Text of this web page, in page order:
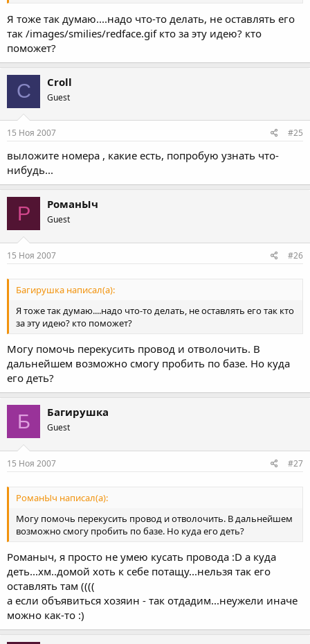
Я тоже так думаю....надо что-то делать, не оставлять его
так /images/smilies/redface.gif кто за эту идею? кто
поможет?
C Croll
Guest
15 Ноя 2007 #25
выложите номера , какие есть, попробую узнать что-
нибудь...
Р РоманЫч
Guest
15 Ноя 2007 #26
Багирушка написал(а):
Я тоже так думаю....надо что-то делать, не оставлять его так кто
за эту идею? кто поможет?
Могу помочь перекусить провод и отволочить. В
дальнейшем возможно смогу пробить по базе. Но куда
его деть?
Б Багирушка
Guest
15 Ноя 2007 #27
РоманЫч написал(а):
Могу помочь перекусить провод и отволочить. В дальнейшем
возможно смогу пробить по базе. Но куда его деть?
Романыч, я просто не умею кусать провода :D а куда
деть...хм..домой хоть к себе потащу...нельзя так его
оставлять там ((((
а если объявиться хозяин - так отдадим...неужели иначе
можно как-то :)